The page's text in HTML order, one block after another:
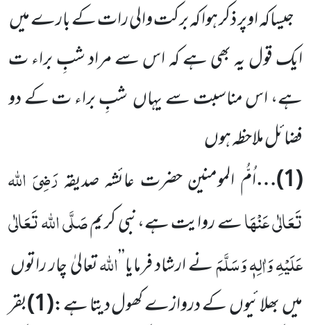
جیساکہ اوپر ذکر ہوا کہ برکت والی رات کے بارے میں
ایک قول یہ بھی ہے کہ اس سے مراد شبِ براء ت
ہے، اس مناسبت سے یہاںشبِ براء ت کے دو
فضائل ملاحظہ ہوں
(
1
)…اُمُّالمومنین حضرت عائشہ صدیقہرَضِیَ اللہ
تَعَالٰی عَنْہَاسے روایت ہے،نبی کریمصَلَّی اللہ تَعَالٰی
عَلَیْہِ وَاٰلِہٖ وَسَلَّمَنےارشاد فرمایا’’اللہتعالیٰ چار راتوں
میںبھلائیوںکے دروازے کھول دیتا ہے:
(
1
)بقر